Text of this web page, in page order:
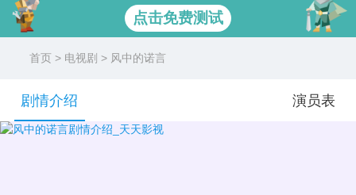
点击免费测试
首页 > 电视剧 > 风中的诺言
剧情介绍 演员表